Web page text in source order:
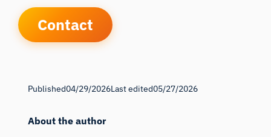
Contact
Published04/29/2026Last edited05/27/2026
About the author